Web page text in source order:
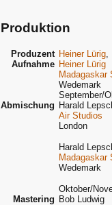
Produktion
Produzent Heiner Lürig
Aufnahme Heiner Lürig
Madagaskar
Wedemark
September/
Abmischung Harald
Air Studios
London
Harald
Madagaskar
Wedemark
Oktober/
Mastering Bob Ludwig